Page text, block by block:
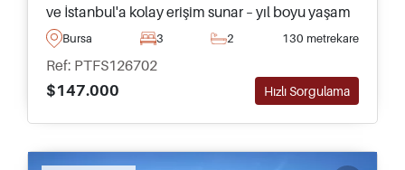
ve İstanbul'a kolay erişim sunar – yıl boyu yaşam
veya uzun vadeli yatırım için ideal, uygun fiyatlı
Bursa 3 2 130 metrekare
Ref: PTFS126702
$147.000
Hızlı Sorgulama